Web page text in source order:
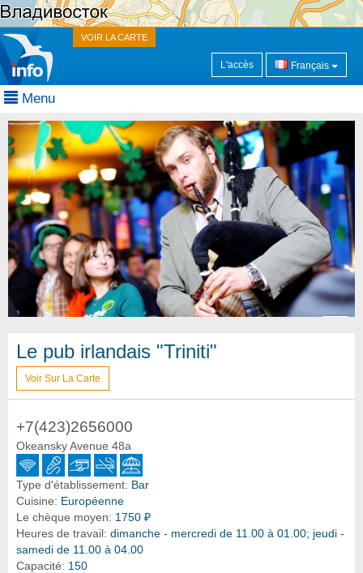
VOIR LA CARTE
L'accès Français
Menu
Le pub irlandais "Triniti"
Voir Sur La Carte
+7(423)2656000
Okeansky Avenue 48a
Type d'établissement: Bar
Cuisine: Européenne
Le chèque moyen: 1750 ₽
Heures de travail: dimanche - mercredi de 11.00 à 01.00; jeudi -
samedi de 11.00 à 04.00
Capacité: 150